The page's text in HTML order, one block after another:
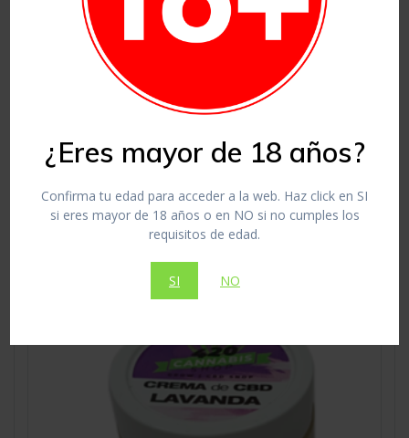
¿Eres mayor de 18 años?
Confirma tu edad para acceder a la web. Haz click en SI
si eres mayor de 18 años o en NO si no cumples los
requisitos de edad.
SI NO
Champú de CBD
19,00